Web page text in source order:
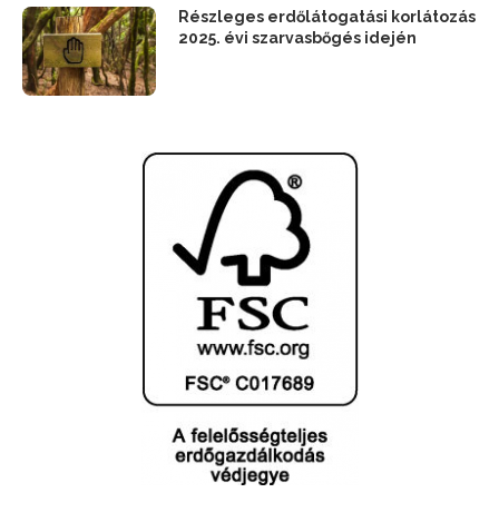
Részleges erdőlátogatási korlátozás
2025. évi szarvasbőgés idején